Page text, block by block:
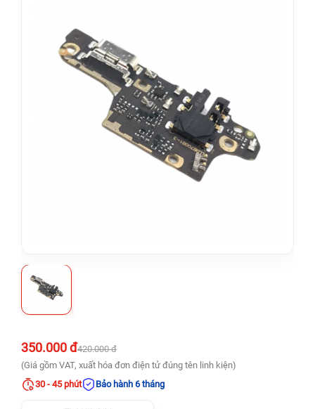
350.000 đ420.000 đ
(Giá gồm VAT, xuất hóa đơn điện tử đúng tên linh kiện)
30 - 45 phút
Bảo hành 6 tháng